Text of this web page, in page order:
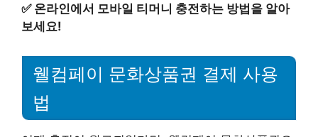
✅ 온라인에서 모바일 티머니 충전하는 방법을 알아
보세요!
웰컴페이 문화상품권 결제 사용
법